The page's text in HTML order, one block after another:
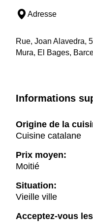
Adresse
Rue, Joan Alavedra,
Mura, El Bages,
Informations
Origine de la
Cuisine catalane
Prix moyen:
Moitié
Situation:
Vieille ville
Acceptez-vous